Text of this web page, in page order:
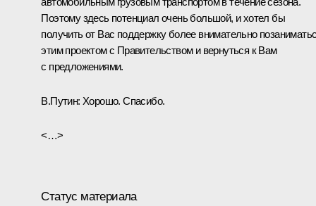
Поэтому здесь потенциал очень большой, и хотел бы
получить от Вас поддержку более внимательно
этим проектом с Правительством и вернуться к Вам
с предложениями.
В.Путин: Хорошо. Спасибо.
<…>
Статус материала